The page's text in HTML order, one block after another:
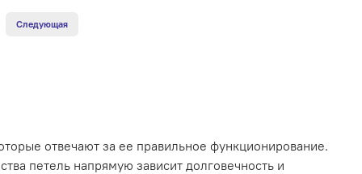
Следующая
отвечают за ее правильное функционирование.
петель напрямую зависит долговечность и